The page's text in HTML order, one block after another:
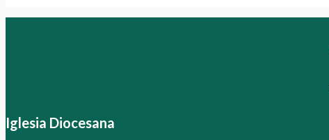
Iglesia Diocesana